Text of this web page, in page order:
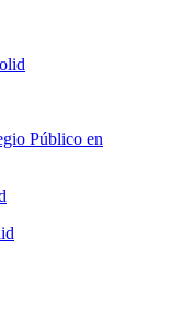
Público en